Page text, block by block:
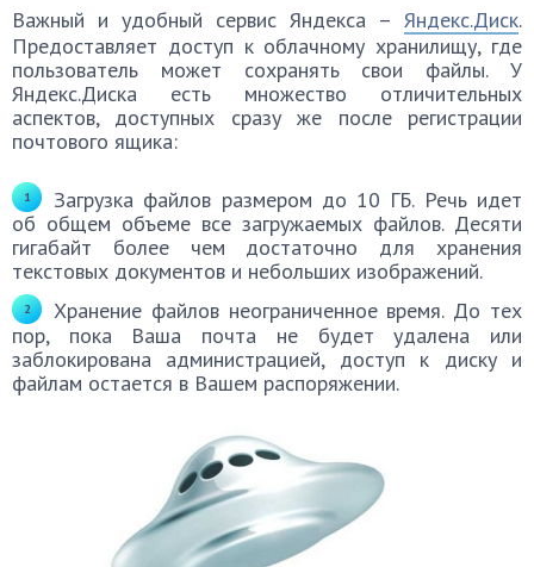
Важный и удобный сервис Яндекса – Яндекс.Диск.
Предоставляет доступ к облачному хранилищу, где
пользователь может сохранять свои файлы. У
Яндекс.Диска есть множество отличительных
аспектов, доступных сразу же после регистрации
почтового ящика:
Загрузка файлов размером до 10 ГБ. Речь идет
об общем объеме все загружаемых файлов. Десяти
гигабайт более чем достаточно для хранения
текстовых документов и небольших изображений.
Хранение файлов неограниченное время. До тех
пор, пока Ваша почта не будет удалена или
заблокирована администрацией, доступ к диску и
файлам остается в Вашем распоряжении.